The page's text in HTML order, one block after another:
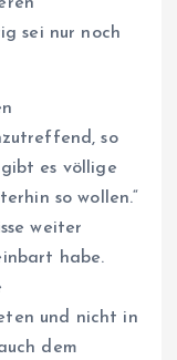
sei nur noch
so
es völlige
so wollen.“
weiter
habe.
und nicht in
dem